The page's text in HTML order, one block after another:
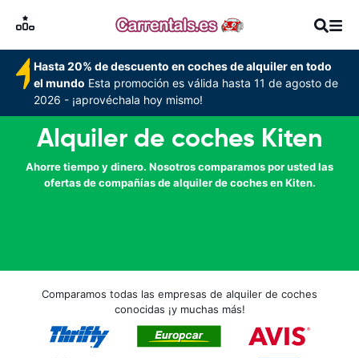
Hasta 20% de descuento en coches de alquiler en todo
el mundo Esta promoción es válida hasta 11 de agosto de
2026 - ¡aprovéchala hoy mismo!
Alquiler de coches Kiten
Ahorre tiempo y dinero. Nosotros comparamos por usted las
ofertas de compañías de alquiler de coches en Kiten.
Comparamos todas las empresas de alquiler de coches
conocidas ¡y muchas más!